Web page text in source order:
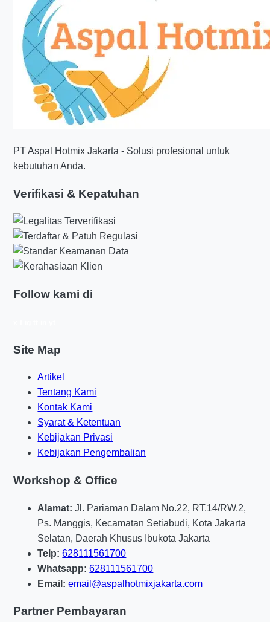
PT Aspal Hotmix Jakarta - Solusi profesional untuk
kebutuhan Anda.
Verifikasi & Kepatuhan
Follow kami di
Site Map
Artikel
Tentang Kami
Kontak Kami
Syarat & Ketentuan
Kebijakan Privasi
Kebijakan Pengembalian
Workshop & Office
Alamat: Jl. Pariaman Dalam No.22, RT.14/RW.2,
Ps. Manggis, Kecamatan Setiabudi, Kota Jakarta
Selatan, Daerah Khusus Ibukota Jakarta
Telp: 628111561700
Whatsapp: 628111561700
Email: email@aspalhotmixjakarta.com
Partner Pembayaran